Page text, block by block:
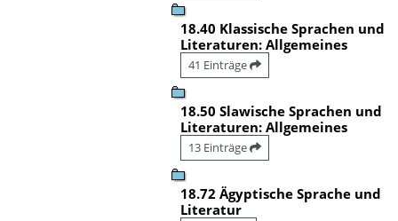
18.40 Klassische Sprachen und
Literaturen: Allgemeines
41 Einträge
18.50 Slawische Sprachen und
Literaturen: Allgemeines
13 Einträge
18.72 Ägyptische Sprache und
Literatur